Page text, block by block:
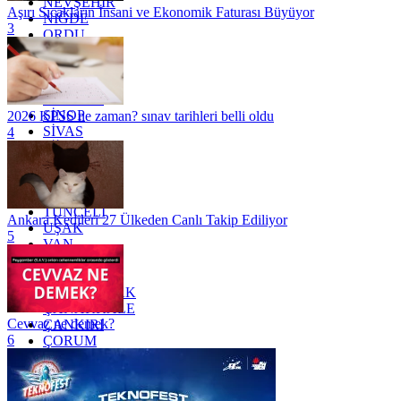
NİĞDE
ORDU
OSMANİYE
RİZE
SAKARYA
SAMSUN
SİNOP
SİVAS
SİİRT
TEKİRDAĞ
TOKAT
TRABZON
TUNCELİ
UŞAK
VAN
YALOVA
YOZGAT
ZONGULDAK
ÇANAKKALE
ÇANKIRI
ÇORUM
İSTANBUL
İZMİR
ŞANLIURFA
Aşırı Sıcakların İnsani ve Ekonomik Faturası Büyüyor
3
2026 KPSS ne zaman? sınav tarihleri belli oldu
4
Ankara Kedileri 27 Ülkeden Canlı Takip Ediliyor
5
Cevvaz ne demek?
6